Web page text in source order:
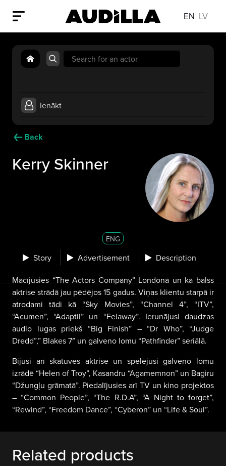
EN LV
Search
for:
Ienākt
Back
Kerry Skinner
ENG
Story Advertisement Description
Mācījusies “The Actors Company” Londonā un kā balss
aktrise strādā jau pēdējos 15 gadus. Viņas klientu starpā ir
atrodami tādi kā “Sky Movies”, “Channel 4”, “ITV”,
“Acumen”, “Adaptil” un “Felaway”. Ierunājusi daudzas
audio lugas priekš “Big Finish” – “Dr Who”, “Judge
Dredd”,” Blakes 7″ un galveno lomu “Pathfinder” seriālā.
Bijusi arī skatuves aktrise un spēlējusi galveno lomu
izrādē “Helen of Troy”, Kasandru “Agamemnon” un Bagiru
“Džungļu grāmatā”. Piedalījusies arī TV un kino projektos
– “Common People”, “The R.D.A”, “A Night to forget”,
“Rewind”, “Freedom Dance”, “Cyberon” un “Life & Soul”.
Related products